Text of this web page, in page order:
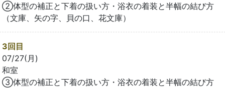
②体型の補正と下着の扱い方・浴衣の着装と半幅の結び方
（文庫、矢の字、貝の口、花文庫）
3回目
07/27(月)
和室
③体型の補正と下着の扱い方・浴衣の着装と半幅の結び方